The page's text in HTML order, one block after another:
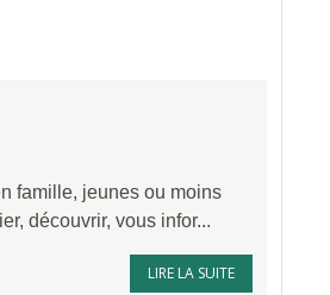
famille, jeunes ou moins
découvrir, vous infor...
LIRE LA SUITE